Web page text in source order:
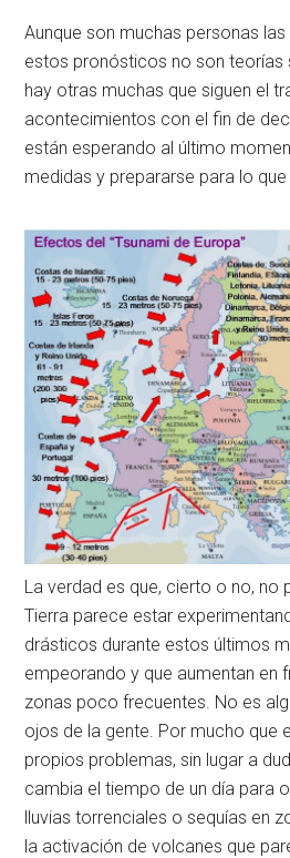
Aunque son muchas personas
estos pronósticos no son teorías
hay otras muchas que siguen el
acontecimientos con el fin de
están esperando al último
medidas y prepararse para lo que
La verdad es que, cierto o no, no
Tierra parece estar
drásticos durante estos últimos
empeorando y que aumentan en
zonas poco frecuentes. No es
ojos de la gente. Por mucho que
propios problemas, sin lugar a
cambia el tiempo de un día para
lluvias torrenciales o sequías en
la activación de volcanes que